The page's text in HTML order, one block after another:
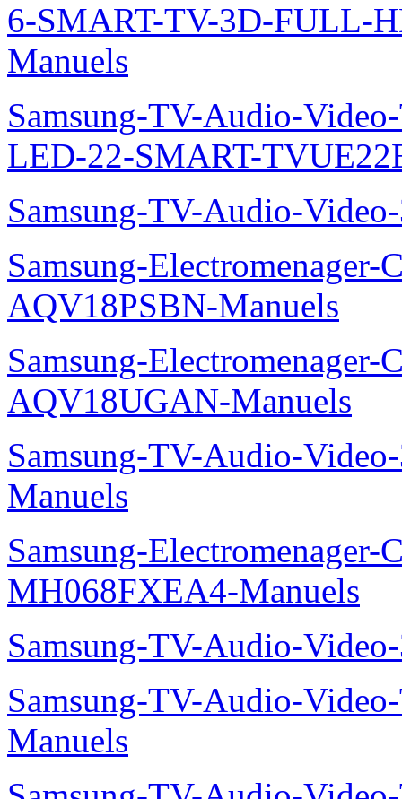
6-SMART-TV-3D-FULL-
Manuels
Samsung-TV-Audio-
LED-22-SMART-
Samsung-TV-Audio-
Samsung-Electromenager-
AQV18PSBN-Manuels
Samsung-Electromenager-
AQV18UGAN-Manuels
Samsung-TV-Audio-
Manuels
Samsung-Electromenager-
MH068FXEA4-Manuels
Samsung-TV-Audio-
Samsung-TV-Audio-
Manuels